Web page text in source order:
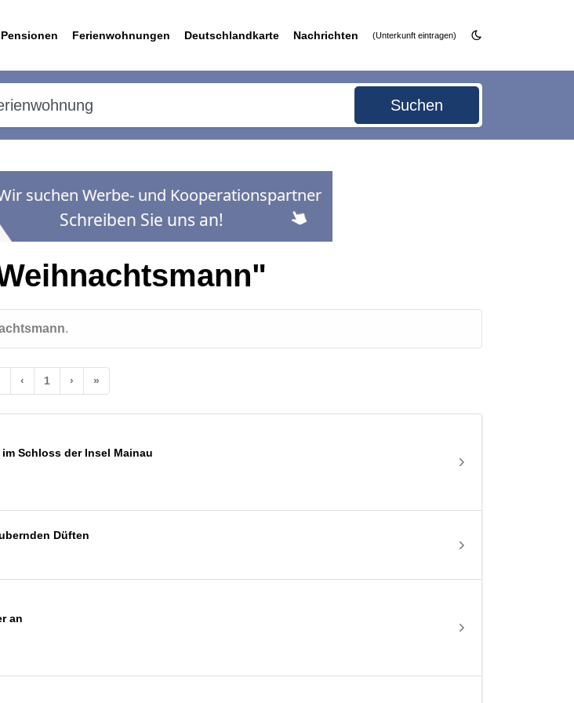
Pensionen Ferienwohnungen Deutschlandkarte Nachrichten (Unterkunft eintragen)
Suchen
.
‹ 1 › »
Schloss der Insel Mainau
Düften
an